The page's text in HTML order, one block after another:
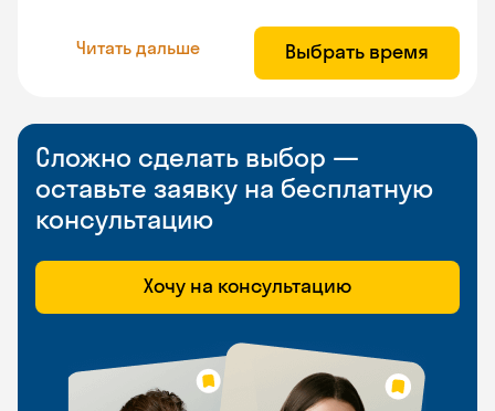
Читать дальше Выбрать время
Сложно сделать выбор —
оставьте заявку на бесплатную
консультацию
Хочу на консультацию